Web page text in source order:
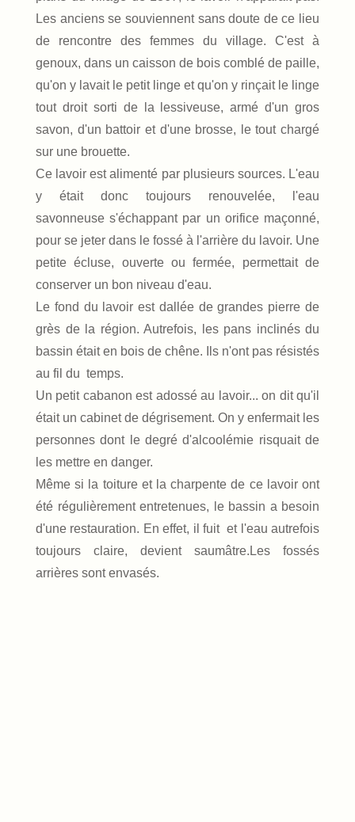
Les anciens se souviennent sans doute de ce lieu
de rencontre des femmes du village. C'est à
genoux, dans un caisson de bois comblé de paille,
qu'on y lavait le petit linge et qu'on y rinçait le linge
tout droit sorti de la lessiveuse, armé d'un gros
savon, d'un battoir et d'une brosse, le tout chargé
sur une brouette.
Ce lavoir est alimenté par plusieurs sources. L'eau
y était donc toujours renouvelée, l'eau
savonneuse s'échappant par un orifice maçonné,
pour se jeter dans le fossé à l'arrière du lavoir. Une
petite écluse, ouverte ou fermée, permettait de
conserver un bon niveau d'eau.
Le fond du lavoir est dallée de grandes pierre de
grès de la région. Autrefois, les pans inclinés du
bassin était en bois de chêne. Ils n'ont pas résistés
au fil du temps.
Un petit cabanon est adossé au lavoir... on dit qu'il
était un cabinet de dégrisement. On y enfermait les
personnes dont le degré d'alcoolémie risquait de
les mettre en danger.
Même si la toiture et la charpente de ce lavoir ont
été régulièrement entretenues, le bassin a besoin
d'une restauration. En effet, il fuit et l'eau autrefois
toujours claire, devient saumâtre.Les fossés
arrières sont envasés.